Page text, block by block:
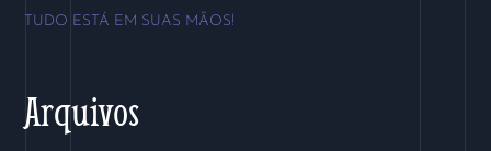
rTUDO ESTÁ EM SUAS MÃOS!
Arquivos